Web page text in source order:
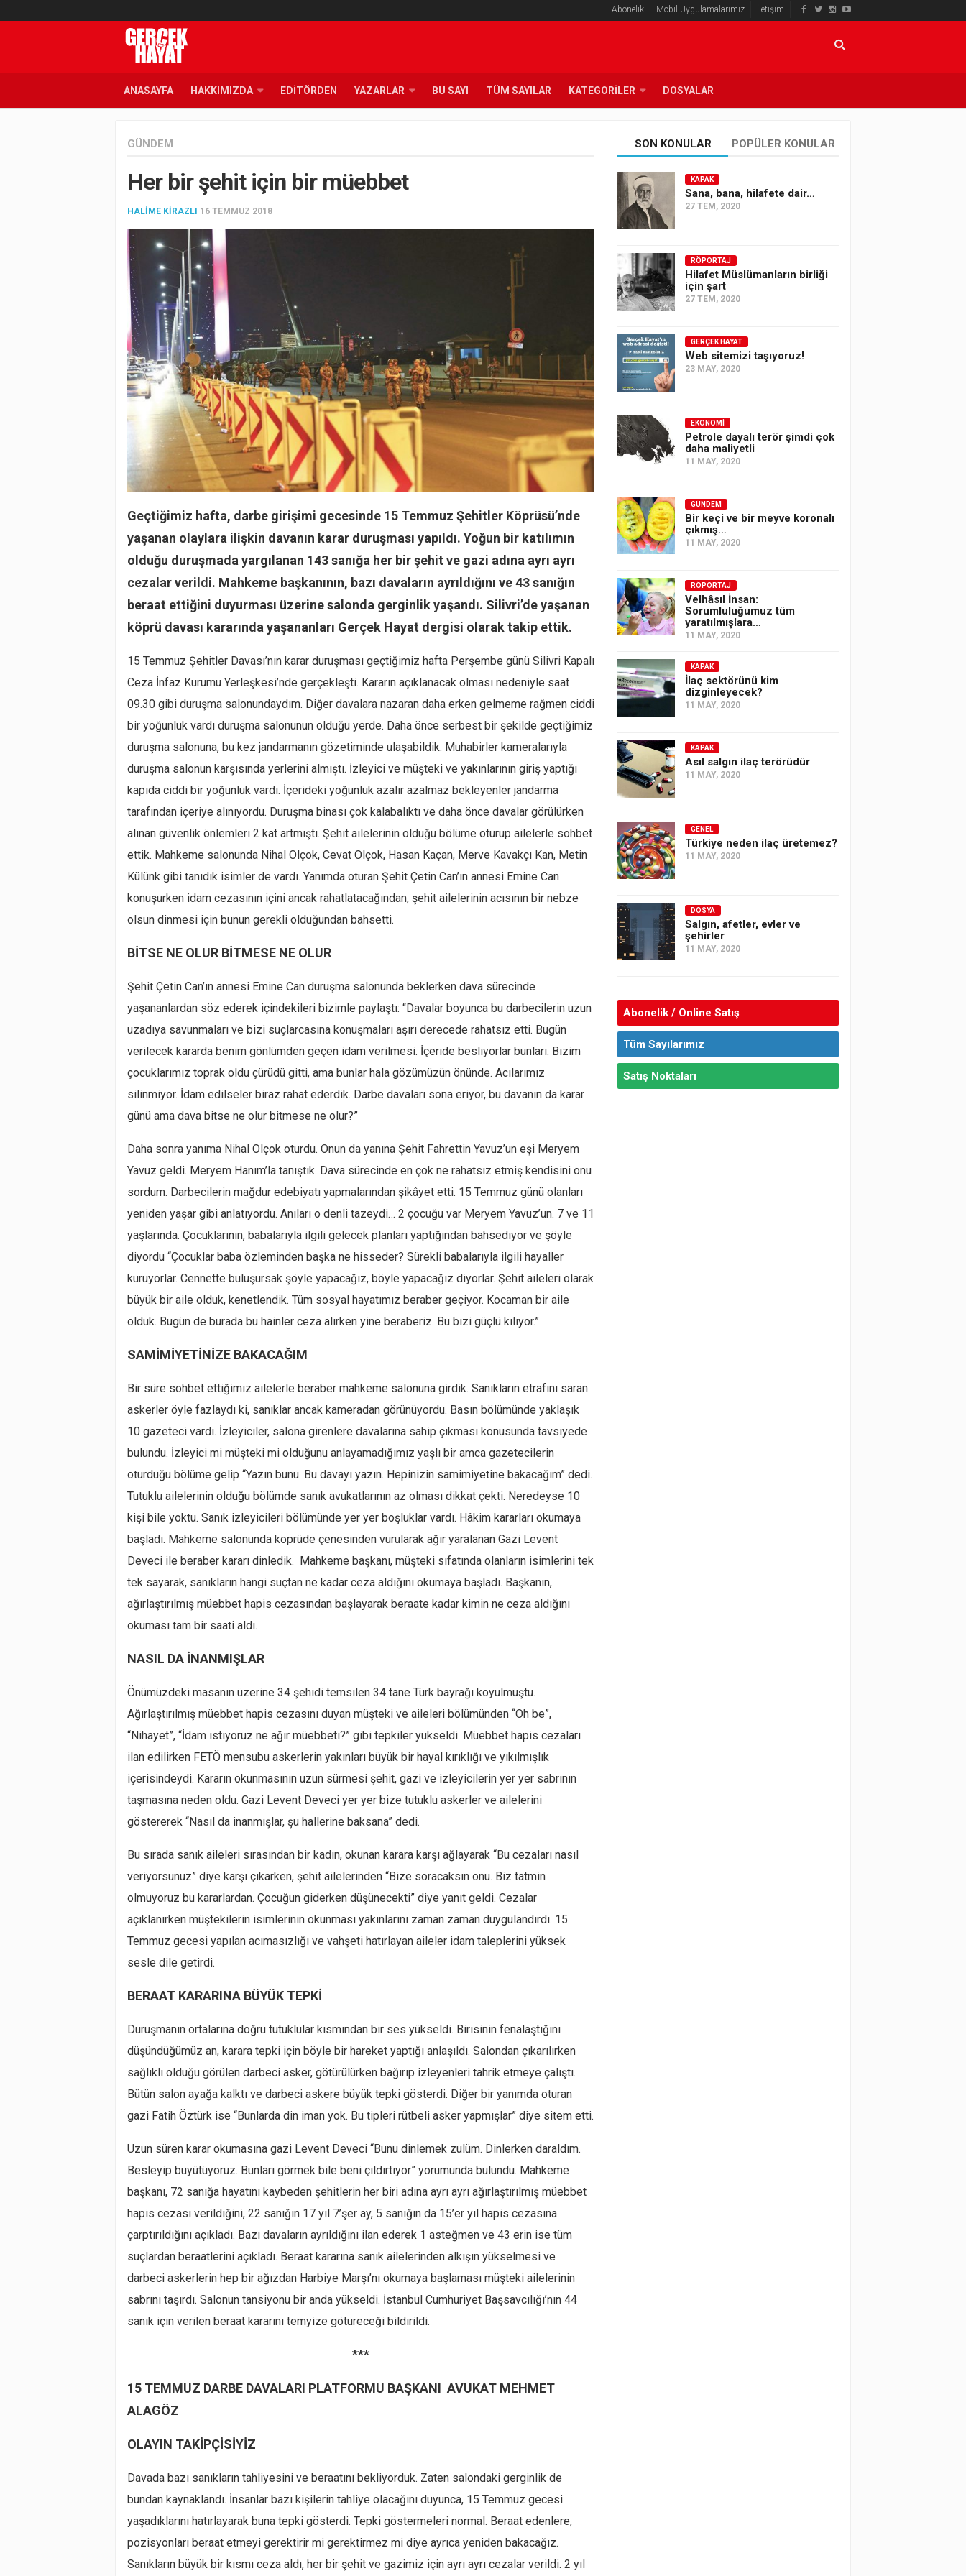
Abonelik Mobil Uygulamalarımız İletişim
ANASAYFA HAKKIMIZDA EDITÖRDEN YAZARLAR BU SAYI TÜM SAYILAR KATEGORILER DOSYALAR
GÜNDEM
Her bir şehit için bir müebbet
HALIME KIRAZLI 16 TEMMUZ 2018
Geçtiğimiz hafta, darbe girişimi gecesinde 15 Temmuz Şehitler Köprüsü’nde
yaşanan olaylara ilişkin davanın karar duruşması yapıldı. Yoğun bir katılımın
olduğu duruşmada yargılanan 143 sanığa her bir şehit ve gazi adına ayrı ayrı
cezalar verildi. Mahkeme başkanının, bazı davaların ayrıldığını ve 43 sanığın
beraat ettiğini duyurması üzerine salonda gerginlik yaşandı. Silivri’de yaşanan
köprü davası kararında yaşananları Gerçek Hayat dergisi olarak takip ettik.
15 Temmuz Şehitler Davası’nın karar duruşması geçtiğimiz hafta Perşembe günü Silivri Kapalı
Ceza İnfaz Kurumu Yerleşkesi’nde gerçekleşti. Kararın açıklanacak olması nedeniyle saat
09.30 gibi duruşma salonundaydım. Diğer davalara nazaran daha erken gelmeme rağmen ciddi
bir yoğunluk vardı duruşma salonunun olduğu yerde. Daha önce serbest bir şekilde geçtiğimiz
duruşma salonuna, bu kez jandarmanın gözetiminde ulaşabildik. Muhabirler kameralarıyla
duruşma salonun karşısında yerlerini almıştı. İzleyici ve müşteki ve yakınlarının giriş yaptığı
kapıda ciddi bir yoğunluk vardı. İçerideki yoğunluk azalır azalmaz bekleyenler jandarma
tarafından içeriye alınıyordu. Duruşma binası çok kalabalıktı ve daha önce davalar görülürken
alınan güvenlik önlemleri 2 kat artmıştı. Şehit ailelerinin olduğu bölüme oturup ailelerle sohbet
ettik. Mahkeme salonunda Nihal Olçok, Cevat Olçok, Hasan Kaçan, Merve Kavakçı Kan, Metin
Külünk gibi tanıdık isimler de vardı. Yanımda oturan Şehit Çetin Can’ın annesi Emine Can
konuşurken idam cezasının içini ancak rahatlatacağından, şehit ailelerinin acısının bir nebze
olsun dinmesi için bunun gerekli olduğundan bahsetti.
BİTSE NE OLUR BİTMESE NE OLUR
Şehit Çetin Can’ın annesi Emine Can duruşma salonunda beklerken dava sürecinde
yaşananlardan söz ederek içindekileri bizimle paylaştı: “Davalar boyunca bu darbecilerin uzun
uzadıya savunmaları ve bizi suçlarcasına konuşmaları aşırı derecede rahatsız etti. Bugün
verilecek kararda benim gönlümden geçen idam verilmesi. İçeride besliyorlar bunları. Bizim
çocuklarımız toprak oldu çürüdü gitti, ama bunlar hala gözümüzün önünde. Acılarımız
silinmiyor. İdam edilseler biraz rahat ederdik. Darbe davaları sona eriyor, bu davanın da karar
günü ama dava bitse ne olur bitmese ne olur?”
Daha sonra yanıma Nihal Olçok oturdu. Onun da yanına Şehit Fahrettin Yavuz’un eşi Meryem
Yavuz geldi. Meryem Hanım’la tanıştık. Dava sürecinde en çok ne rahatsız etmiş kendisini onu
sordum. Darbecilerin mağdur edebiyatı yapmalarından şikâyet etti. 15 Temmuz günü olanları
yeniden yaşar gibi anlatıyordu. Anıları o denli tazeydi… 2 çocuğu var Meryem Yavuz’un. 7 ve 11
yaşlarında. Çocuklarının, babalarıyla ilgili gelecek planları yaptığından bahsediyor ve şöyle
diyordu “Çocuklar baba özleminden başka ne hisseder? Sürekli babalarıyla ilgili hayaller
kuruyorlar. Cennette buluşursak şöyle yapacağız, böyle yapacağız diyorlar. Şehit aileleri olarak
büyük bir aile olduk, kenetlendik. Tüm sosyal hayatımız beraber geçiyor. Kocaman bir aile
olduk. Bugün de burada bu hainler ceza alırken yine beraberiz. Bu bizi güçlü kılıyor.”
SAMİMİYETİNİZE BAKACAĞIM
Bir süre sohbet ettiğimiz ailelerle beraber mahkeme salonuna girdik. Sanıkların etrafını saran
askerler öyle fazlaydı ki, sanıklar ancak kameradan görünüyordu. Basın bölümünde yaklaşık
10 gazeteci vardı. İzleyiciler, salona girenlere davalarına sahip çıkması konusunda tavsiyede
bulundu. İzleyici mi müşteki mi olduğunu anlayamadığımız yaşlı bir amca gazetecilerin
oturduğu bölüme gelip “Yazın bunu. Bu davayı yazın. Hepinizin samimiyetine bakacağım” dedi.
Tutuklu ailelerinin olduğu bölümde sanık avukatlarının az olması dikkat çekti. Neredeyse 10
kişi bile yoktu. Sanık izleyicileri bölümünde yer yer boşluklar vardı. Hâkim kararları okumaya
başladı. Mahkeme salonunda köprüde çenesinden vurularak ağır yaralanan Gazi Levent
Deveci ile beraber kararı dinledik. Mahkeme başkanı, müşteki sıfatında olanların isimlerini tek
tek sayarak, sanıkların hangi suçtan ne kadar ceza aldığını okumaya başladı. Başkanın,
ağırlaştırılmış müebbet hapis cezasından başlayarak beraate kadar kimin ne ceza aldığını
okuması tam bir saati aldı.
NASIL DA İNANMIŞLAR
Önümüzdeki masanın üzerine 34 şehidi temsilen 34 tane Türk bayrağı koyulmuştu.
Ağırlaştırılmış müebbet hapis cezasını duyan müşteki ve aileleri bölümünden “Oh be”,
“Nihayet”, “İdam istiyoruz ne ağır müebbeti?” gibi tepkiler yükseldi. Müebbet hapis cezaları
ilan edilirken FETÖ mensubu askerlerin yakınları büyük bir hayal kırıklığı ve yıkılmışlık
içerisindeydi. Kararın okunmasının uzun sürmesi şehit, gazi ve izleyicilerin yer yer sabrının
taşmasına neden oldu. Gazi Levent Deveci yer yer bize tutuklu askerler ve ailelerini
göstererek “Nasıl da inanmışlar, şu hallerine baksana” dedi.
Bu sırada sanık aileleri sırasından bir kadın, okunan karara karşı ağlayarak “Bu cezaları nasıl
veriyorsunuz” diye karşı çıkarken, şehit ailelerinden “Bize soracaksın onu. Biz tatmin
olmuyoruz bu kararlardan. Çocuğun giderken düşünecekti” diye yanıt geldi. Cezalar
açıklanırken müştekilerin isimlerinin okunması yakınlarını zaman zaman duygulandırdı. 15
Temmuz gecesi yapılan acımasızlığı ve vahşeti hatırlayan aileler idam taleplerini yüksek
sesle dile getirdi.
BERAAT KARARINA BÜYÜK TEPKİ
Duruşmanın ortalarına doğru tutuklular kısmından bir ses yükseldi. Birisinin fenalaştığını
düşündüğümüz an, karara tepki için böyle bir hareket yaptığı anlaşıldı. Salondan çıkarılırken
sağlıklı olduğu görülen darbeci asker, götürülürken bağırıp izleyenleri tahrik etmeye çalıştı.
Bütün salon ayağa kalktı ve darbeci askere büyük tepki gösterdi. Diğer bir yanımda oturan
gazi Fatih Öztürk ise “Bunlarda din iman yok. Bu tipleri rütbeli asker yapmışlar” diye sitem etti.
Uzun süren karar okumasına gazi Levent Deveci “Bunu dinlemek zulüm. Dinlerken daraldım.
Besleyip büyütüyoruz. Bunları görmek bile beni çıldırtıyor” yorumunda bulundu. Mahkeme
başkanı, 72 sanığa hayatını kaybeden şehitlerin her biri adına ayrı ayrı ağırlaştırılmış müebbet
hapis cezası verildiğini, 22 sanığın 17 yıl 7’şer ay, 5 sanığın da 15’er yıl hapis cezasına
çarptırıldığını açıkladı. Bazı davaların ayrıldığını ilan ederek 1 asteğmen ve 43 erin ise tüm
suçlardan beraatlerini açıkladı. Beraat kararına sanık ailelerinden alkışın yükselmesi ve
darbeci askerlerin hep bir ağızdan Harbiye Marşı’nı okumaya başlaması müşteki ailelerinin
sabrını taşırdı. Salonun tansiyonu bir anda yükseldi. İstanbul Cumhuriyet Başsavcılığı’nın 44
sanık için verilen beraat kararını temyize götüreceği bildirildi.
***
15 TEMMUZ DARBE DAVALARI PLATFORMU BAŞKANI AVUKAT MEHMET
ALAGÖZ
OLAYIN TAKİPÇİSİYİZ
Davada bazı sanıkların tahliyesini ve beraatını bekliyorduk. Zaten salondaki gerginlik de
bundan kaynaklandı. İnsanlar bazı kişilerin tahliye olacağını duyunca, 15 Temmuz gecesi
yaşadıklarını hatırlayarak buna tepki gösterdi. Tepki göstermeleri normal. Beraat edenlere,
pozisyonları beraat etmeyi gerektirir mi gerektirmez mi diye ayrıca yeniden bakacağız.
Sanıkların büyük bir kısmı ceza aldı, her bir şehit ve gazimiz için ayrı ayrı cezalar verildi. 2 yıl
SON KONULAR POPÜLER KONULAR
KAPAK
Sana, bana, hilafete dair…
27 TEM, 2020
RÖPORTAJ
Hilafet Müslümanların birliği
için şart
27 TEM, 2020
GERÇEK HAYAT
Web sitemizi taşıyoruz!
23 MAY, 2020
EKONOMI
Petrole dayalı terör şimdi çok
daha maliyetli
11 MAY, 2020
GÜNDEM
Bir keçi ve bir meyve koronalı
çıkmış…
11 MAY, 2020
RÖPORTAJ
Velhâsıl İnsan:
Sorumluluğumuz tüm
yaratılmışlara…
11 MAY, 2020
KAPAK
İlaç sektörünü kim
dizginleyecek?
11 MAY, 2020
KAPAK
Asıl salgın ilaç terörüdür
11 MAY, 2020
GENEL
Türkiye neden ilaç üretemez?
11 MAY, 2020
DOSYA
Salgın, afetler, evler ve
şehirler
11 MAY, 2020
Abonelik / Online Satış
Tüm Sayılarımız
Satış Noktaları